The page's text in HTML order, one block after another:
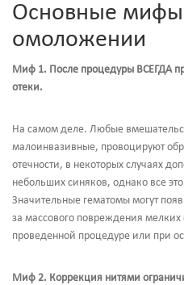
Основные мифы
омоложении
Миф 1. После процедуры ВСЕГДА
отеки.
На самом деле. Любые
малоинвазивные, провоцируют
отечности, в некоторых случаях
небольших синяков, однако все
Значительные гематомы могут
за массового повреждения мелких
проведенной процедуре или при
Миф 2. Коррекция нитями